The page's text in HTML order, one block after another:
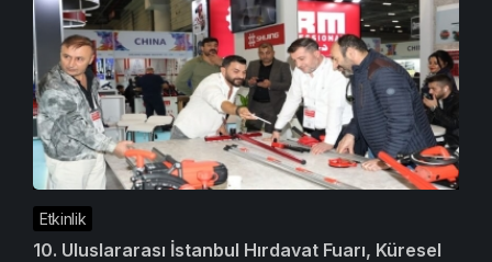
Etkinlik
10. Uluslararası İstanbul Hırdavat Fuarı, Küresel